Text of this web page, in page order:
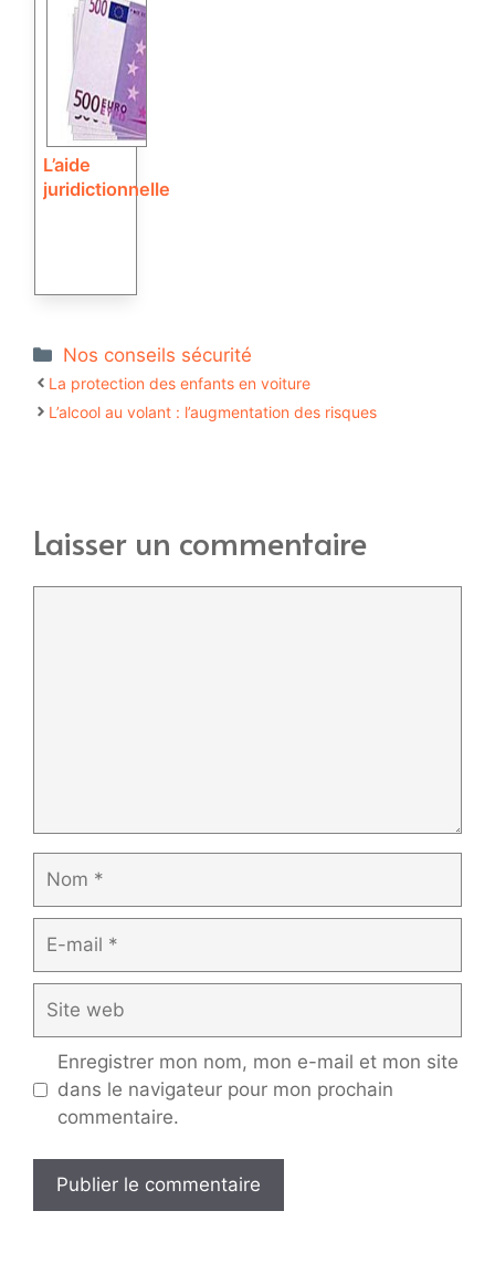
L’aide
juridictionnelle
Catégories
Nos conseils sécurité
La protection des enfants en voiture
L’alcool au volant : l’augmentation des risques
Laisser un commentaire
mail
web
Enregistrer mon nom, mon e-mail et mon site
dans le navigateur pour mon prochain
commentaire.